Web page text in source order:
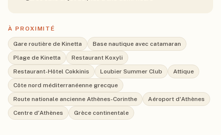
À PROXIMITÉ
Gare routière de Kinetta
Base nautique avec catamaran
Plage de Kinetta
Restaurant Koxyli
Restaurant-Hôtel Cokkinis
Loubier Summer Club
Attique
Côte nord méditerranéenne grecque
Route nationale ancienne Athènes-Corinthe
Aéroport d'Athènes
Centre d'Athènes
Grèce continentale